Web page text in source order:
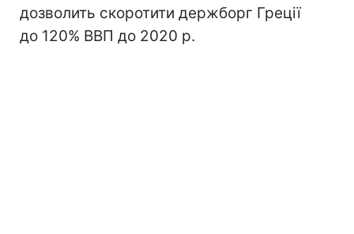
дозволить скоротити держборг Греції
до 120% ВВП до 2020 р.